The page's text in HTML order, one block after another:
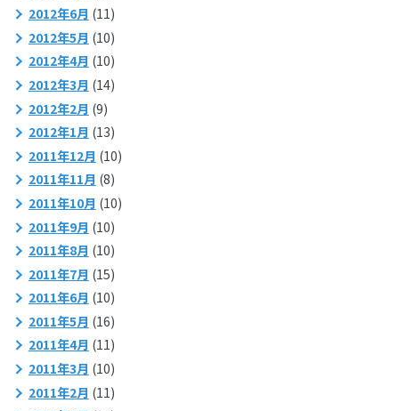
2012年6月 (11)
2012年5月 (10)
2012年4月 (10)
2012年3月 (14)
2012年2月 (9)
2012年1月 (13)
2011年12月 (10)
2011年11月 (8)
2011年10月 (10)
2011年9月 (10)
2011年8月 (10)
2011年7月 (15)
2011年6月 (10)
2011年5月 (16)
2011年4月 (11)
2011年3月 (10)
2011年2月 (11)